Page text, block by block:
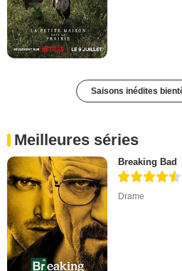
Saisons inédites
Meilleures séries
Breaking Bad
Drame